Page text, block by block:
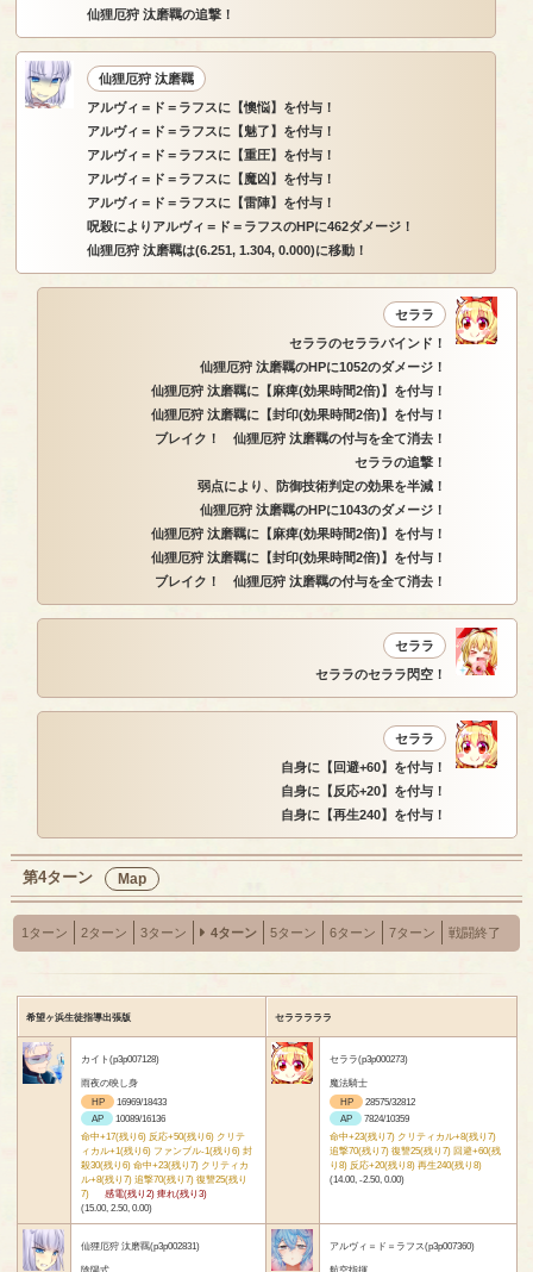
仙狸厄狩 汰磨羈の追撃！
仙狸厄狩 汰磨羈
アルヴィ＝ド＝ラフスに【懊悩】を付与！
アルヴィ＝ド＝ラフスに【魅了】を付与！
アルヴィ＝ド＝ラフスに【重圧】を付与！
アルヴィ＝ド＝ラフスに【魔凶】を付与！
アルヴィ＝ド＝ラフスに【雷陣】を付与！
呪殺によりアルヴィ＝ド＝ラフスのHPに462ダメージ！
仙狸厄狩 汰磨羈は(6.251, 1.304, 0.000)に移動！
セララ
セララのセララバインド！
仙狸厄狩 汰磨羈のHPに1052のダメージ！
仙狸厄狩 汰磨羈に【麻痺(効果時間2倍)】を付与！
仙狸厄狩 汰磨羈に【封印(効果時間2倍)】を付与！
ブレイク！ 仙狸厄狩 汰磨羈の付与を全て消去！
セララの追撃！
弱点により、防御技術判定の効果を半減！
仙狸厄狩 汰磨羈のHPに1043のダメージ！
仙狸厄狩 汰磨羈に【麻痺(効果時間2倍)】を付与！
仙狸厄狩 汰磨羈に【封印(効果時間2倍)】を付与！
ブレイク！ 仙狸厄狩 汰磨羈の付与を全て消去！
セララ
セララのセララ閃空！
セララ
自身に【回避+60】を付与！
自身に【反応+20】を付与！
自身に【再生240】を付与！
第4ターン Map
1ターン 2ターン 3ターン 4ターン 5ターン 6ターン 7ターン 戦闘終了
希望ヶ浜生徒指導出張版 セラララララ
カイト(p3p007128)
雨夜の映し身
HP
16969/18433
AP
10089/16136
命中+17(残り6) 反応+50(残り6) クリテ
ィカル+1(残り6) ファンブル-1(残り6) 封
殺30(残り6) 命中+23(残り7) クリティカ
ル+8(残り7) 追撃70(残り7) 復讐25(残り
7)
感電(残り2) 痺れ(残り3)
(15.00, 2.50, 0.00)
セララ(p3p000273)
魔法騎士
HP
28575/32812
AP
7824/10359
命中+23(残り7) クリティカル+8(残り7)
追撃70(残り7) 復讐25(残り7) 回避+60(残
り8) 反応+20(残り8) 再生240(残り8)
(14.00, -2.50, 0.00)
仙狸厄狩 汰磨羈(p3p002831)
アルヴィ＝ド＝ラフス(p3p007360)